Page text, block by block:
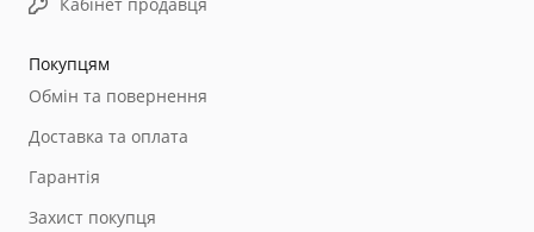
Покупцям
Обмін та повернення
Доставка та оплата
Гарантія
Захист покупця